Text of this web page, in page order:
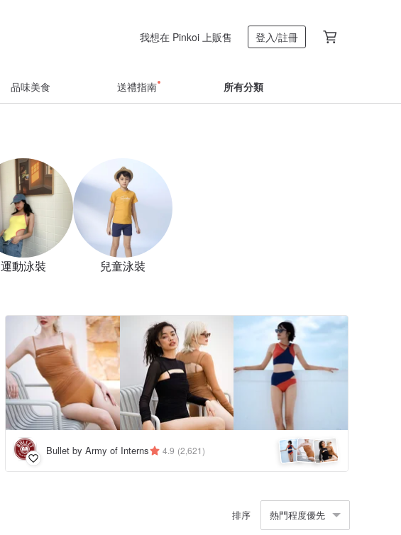
我想在 Pinkoi 上販售 登入/註冊
品味美食 送禮指南 所有分類
運動泳裝 兒童泳裝
Bullet by Army of Interns 4.9 (2,621)
排序 熱門程度優先